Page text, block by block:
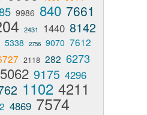
9986 840 7661
2431 1440 8142
5338 2756 9070 7612
2118 282 6273
5062 9175 4296
1102 4211
4869 7574